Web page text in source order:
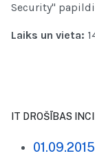
Security"
Laiks un vieta:
IT DROŠĪBAS
01.09.2015